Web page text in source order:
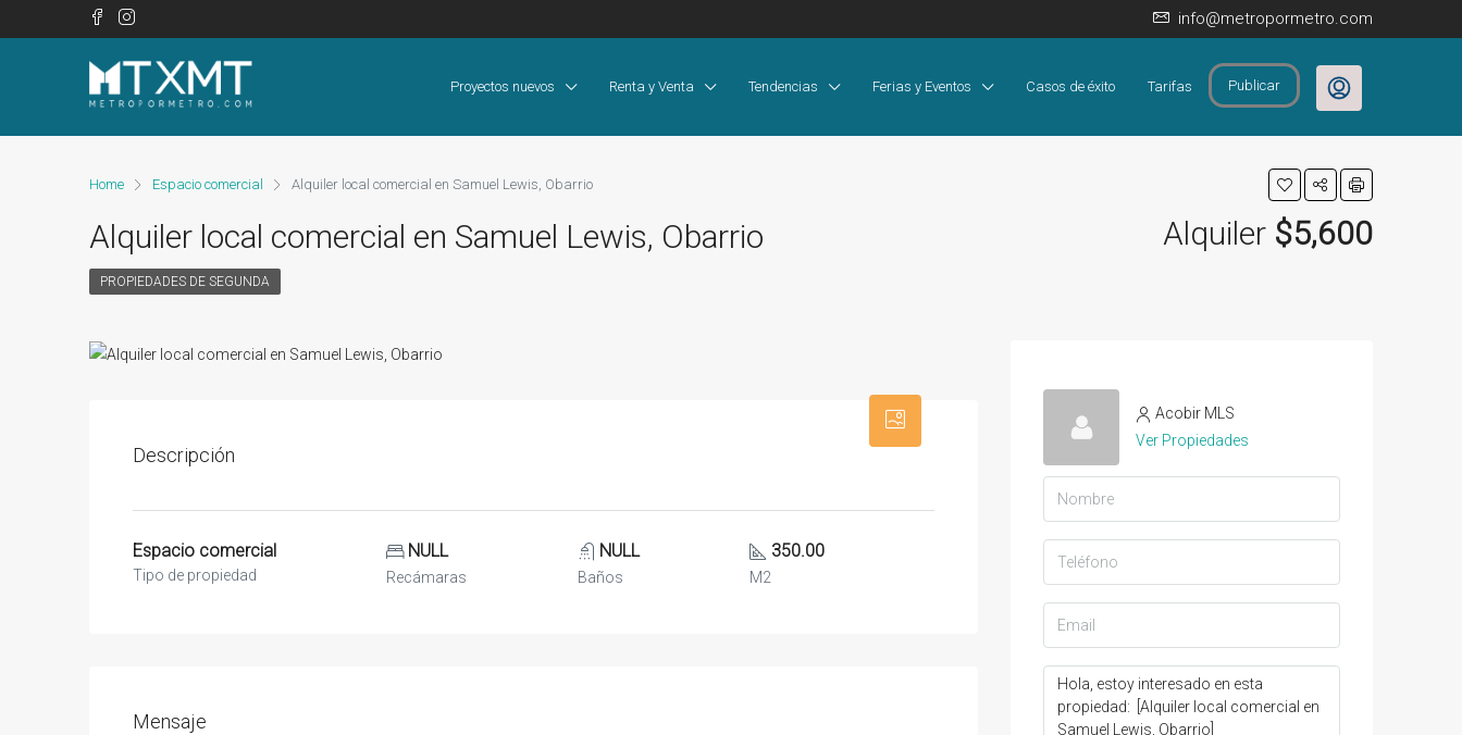
info@metropormetro.com
Proyectos nuevos Renta y Venta Tendencias Ferias y Eventos Casos de éxito Tarifas Publicar
Home Espacio comercial Alquiler local comercial en Samuel Lewis, Obarrio
Alquiler local comercial en Samuel Lewis, Obarrio Alquiler $5,600
PROPIEDADES DE SEGUNDA
Descripción
Espacio comercial
Tipo de propiedad
NULL
Recámaras
NULL
Baños
350.00
M2
Mensaje
Acobir MLS
Ver Propiedades